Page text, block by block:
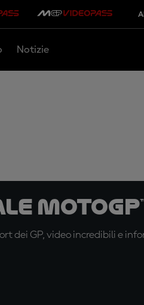
Notizie
dei GP, video incredibili e